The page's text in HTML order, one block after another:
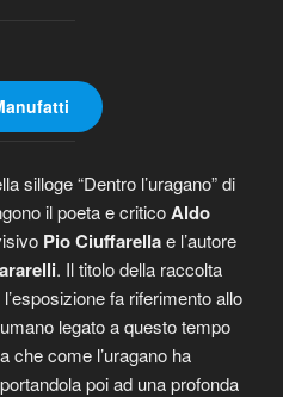
silloge “Dentro l’uragano” di
il poeta e criticoAldo
Pio Ciuffarellae l’autore
. Il titolo della raccolta
fa riferimento allo
legato a questo tempo
che come l’uragano ha
poi ad una profonda